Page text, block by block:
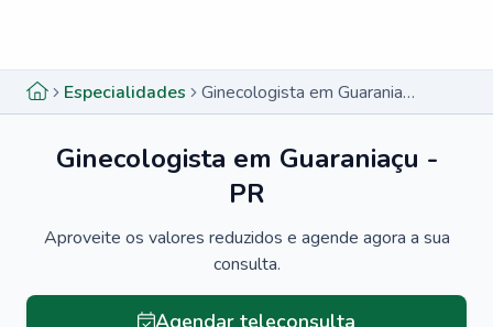
Especialidades Ginecologista em Guaraniaçu - PR
Ginecologista em Guaraniaçu -
PR
Aproveite os valores reduzidos e agende agora a sua
consulta.
Agendar teleconsulta